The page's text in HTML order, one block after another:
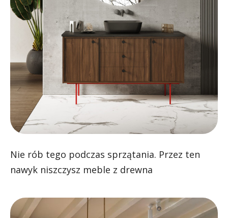
Nie rób tego podczas sprzątania. Przez ten
nawyk niszczysz meble z drewna